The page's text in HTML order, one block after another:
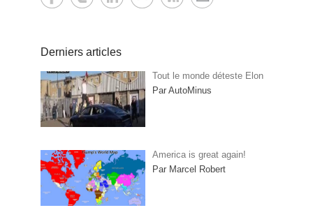
Derniers articles
Tout le monde déteste Elon
Par AutoMinus
America is great again!
Par Marcel Robert